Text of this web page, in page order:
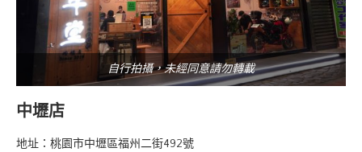
自行拍攝，未經同意請勿轉載
中壢店
地址：桃園市中壢區福州二街492號